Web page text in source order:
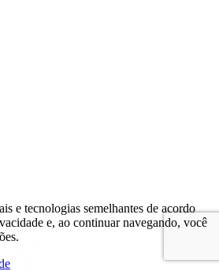
e tecnologias semelhantes de acordo
e, ao continuar navegando, você